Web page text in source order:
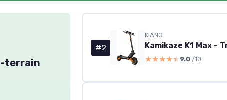
terrain
#2
KIANO
Kamikaze K1 Max
★★★★★
★★★★★ 9.0 /10